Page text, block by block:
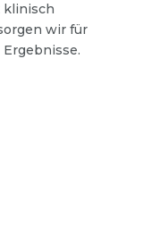
klinisch
wir für